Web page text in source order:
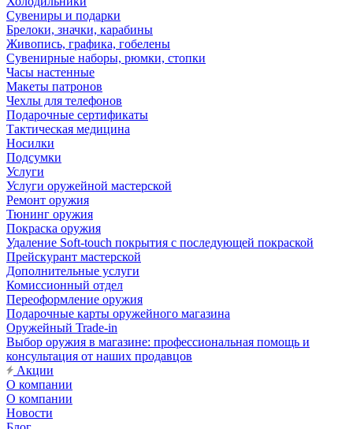
Сувениры и подарки
Брелоки, значки, карабины
Живопись, графика, гобелены
Сувенирные наборы, рюмки, стопки
Часы настенные
Макеты патронов
Чехлы для телефонов
Подарочные сертификаты
Тактическая медицина
Носилки
Подсумки
Услуги
Услуги оружейной мастерской
Ремонт оружия
Тюнинг оружия
Покраска оружия
Удаление Soft-touch покрытия с последующей покраской
Прейскурант мастерской
Дополнительные услуги
Комиссионный отдел
Переоформление оружия
Подарочные карты оружейного магазина
Оружейный Trade-in
Выбор оружия в магазине: профессиональная помощь и
консультация от наших продавцов
Акции
О компании
О компании
Новости